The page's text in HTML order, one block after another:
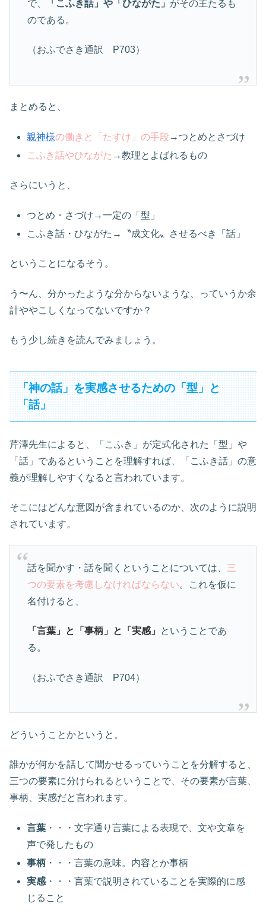
で、 「こふき話」や「ひながた」 がその主たるも
のである。
（おふでさき通訳 P703）
まとめると、
親神様の働きと「たすけ」の手段→つとめとさづけ
こふき話やひながた →教理とよばれるもの
さらにいうと、
つとめ・さづけ→一定の「型」
こふき話・ひながた→〝成文化〟させるべき「話」
ということになるそう。
う〜ん、分かったような分からないような、っていうか余
計ややこしくなってないですか？
もう少し続きを読んでみましょう。
「神の話」を実感させるための「型」と
「話」
芹澤先生によると、「こふき」が定式化された「型」や
「話」であるということを理解すれば、「こふき話」の意
義が理解しやすくなると言われています。
そこにはどんな意図が含まれているのか、次のように説明
されています。
話を聞かす・話を聞くということについては、 三
つの要素を考慮しなければならない。これを仮に
名付けると、
「言葉」と「事柄」と「実感」
ということであ
る。
（おふでさき通訳 P704）
どういうことかというと。
誰かが何かを話して聞かせるっていうことを分解すると、
三つの要素に分けられるということで、その要素が言葉、
事柄、実感だと言われます。
言葉 ・・・文字通り言葉による表現で、文や文章を
声で発したもの
事柄 ・・・言葉の意味。内容とか事柄
実感 ・・・言葉で説明されていることを実際的に感
じること